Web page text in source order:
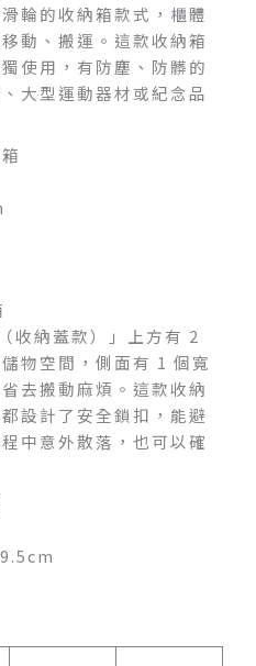
輪的收納箱款式，櫃體
動、搬運。這款收納箱
使用，有防塵、防髒的
大型運動器材或紀念品
納蓋款）」上方有 2
物空間，側面有 1 個寬
去搬動麻煩。這款收納
設計了安全鎖扣，能避
中意外散落，也可以確